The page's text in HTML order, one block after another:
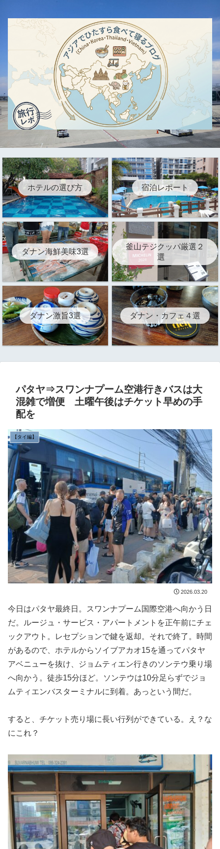
ホテルの選び方 宿泊レポート
ダナン海鮮美味3選
釜山テジクッパ厳選２
選
ダナン激旨3選 ダナン・カフェ４選
パタヤ⇒スワンナプーム空港行きバスは大
混雑で増便 土曜午後はチケット早めの手
配を
【タイ編】
2026.03.20
今日はパタヤ最終日。スワンナプーム国際空港へ向かう日
だ。ルージュ・サービス・アパートメントを正午前にチェ
ックアウト。レセプションで鍵を返却。それで終了。時間
があるので、ホテルからソイブアカオ15を通ってパタヤ
アベニューを抜け、ジョムティエン行きのソンテウ乗り場
へ向かう。徒歩15分ほど。ソンテウは10分足らずでジョ
ムティエンバスターミナルに到着。あっという間だ。
すると、チケット売り場に長い行列ができている。え？な
にこれ？